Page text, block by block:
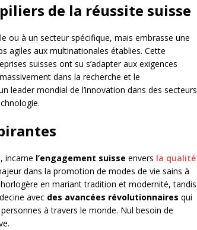
de la réussite suisse
ou à un secteur spécifique, mais embrasse une
agiles aux multinationales établies. Cette
suisses ont su s’adapter aux exigences
dans la recherche et le
leader mondial de l’innovation dans des secteurs
incarne l’engagement suisse envers la qualité
dans la promotion de modes de vie sains à
horlogère en mariant tradition et modernité, tandis
avec des avancées révolutionnaires qui
à travers le monde. Nul besoin de